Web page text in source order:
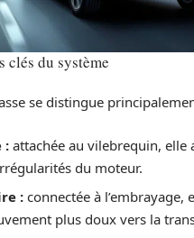
clés du système
se distingue
:attachée au vilebrequin, elle
du moteur.
: connectée à l’embrayage,
plus doux vers la